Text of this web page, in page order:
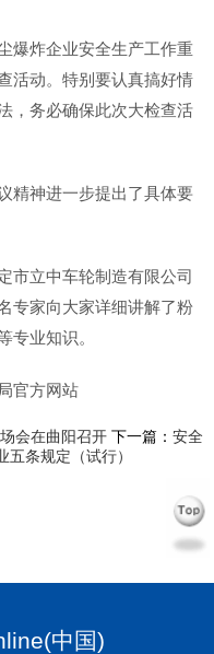
爆炸企业安全生产工作重
活动。特别要认真搞好情
，务必确保此次大检查活
精神进一步提出了具体要
市立中车轮制造有限公司
专家向大家详细讲解了粉
专业知识。
官方网站
会在曲阳召开下一篇： 安全
条规定（试行）
中国)